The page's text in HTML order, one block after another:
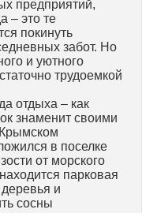
предприятий,
– это те
покинуть
забот. Но
и уютного
трудоемкой
отдыха – как
знаменит своими
в поселке
от морского
парковая
и
сосны